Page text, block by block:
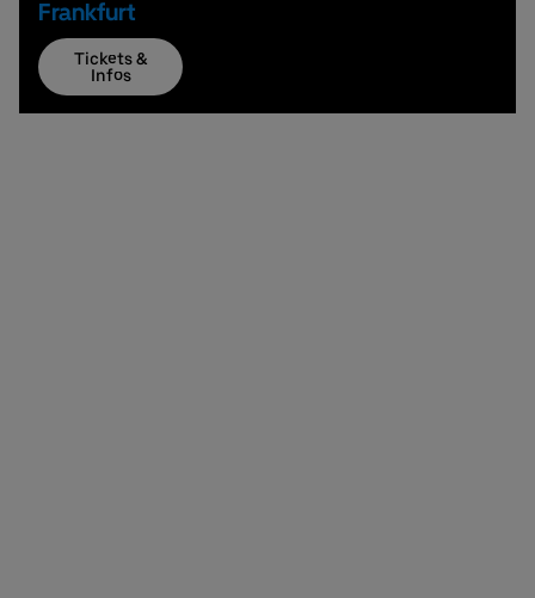
Frankfurt
Tickets &
Infos